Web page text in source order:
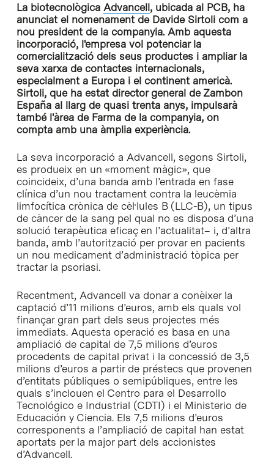
La biotecnològica Advancell, ubicada al PCB, ha
anunciat el nomenament de Davide Sirtoli com a
nou president de la companyia. Amb aquesta
incorporació, l'empresa vol potenciar la
comercialització dels seus productes i ampliar la
seva xarxa de contactes internacionals,
especialment a Europa i el continent americà.
Sirtoli, que ha estat director general de Zambon
España al llarg de quasi trenta anys, impulsarà
també l'àrea de Farma de la companyia, on
compta amb una àmplia experiència.
La seva incorporació a Advancell, segons Sirtoli,
es produeix en un «moment màgic», que
coincideix, d’una banda amb l’entrada en fase
clínica d’un nou tractament contra la leucèmia
limfocítica crònica de cèl·lules B (LLC-B), un tipus
de càncer de la sang pel qual no es disposa d’una
solució terapèutica eficaç en l’actualitat– i, d’altra
banda, amb l’autorització per provar en pacients
un nou medicament d’administració tòpica per
tractar la psoriasi.
Recentment, Advancell va donar a conèixer la
captació d’11 milions d’euros, amb els quals vol
finançar gran part dels seus projectes més
immediats. Aquesta operació es basa en una
ampliació de capital de 7,5 milions d’euros
procedents de capital privat i la concessió de 3,5
milions d’euros a partir de préstecs que provenen
d’entitats públiques o semipúbliques, entre les
quals s’inclouen el Centro para el Desarrollo
Tecnológico e Industrial (CDTI) i el Ministerio de
Educación y Ciencia. Els 7,5 milions d’euros
corresponents a l’ampliació de capital han estat
aportats per la major part dels accionistes
d’Advancell.